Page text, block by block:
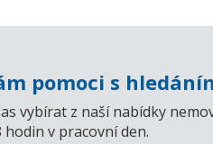
pomoci s
vybírat z naší nabídky
v pracovní den.